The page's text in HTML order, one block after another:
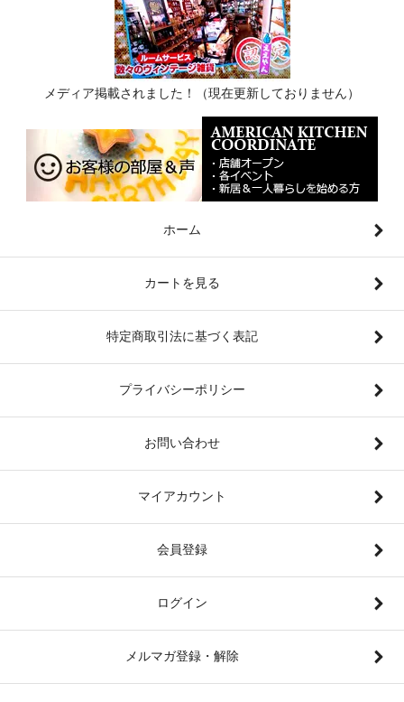
メディア掲載されました！（現在更新しておりません）
ホーム
カートを見る
特定商取引法に基づく表記
プライバシーポリシー
お問い合わせ
マイアカウント
会員登録
ログイン
メルマガ登録・解除